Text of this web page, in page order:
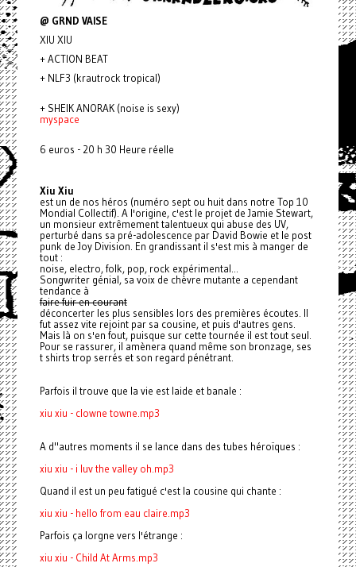
@ GRND VAISE
XIU XIU
+ ACTION BEAT
+ NLF3 (krautrock tropical)
+ SHEIK ANORAK (noise is sexy)
myspace
6 euros - 20 h 30 Heure réelle
Xiu Xiu
est un de nos héros (numéro sept ou huit dans notre Top 10
Mondial Collectif). A l'origine, c'est le projet de Jamie Stewart,
un monsieur extrêmement talentueux qui abuse des UV,
perturbé dans sa pré-adolescence par David Bowie et le post
punk de Joy Division. En grandissant il s'est mis à manger de
tout :
noise, electro, folk, pop, rock expérimental...
Songwriter génial, sa voix de chèvre mutante a cependant
tendance à
faire fuir en courant
déconcerter les plus sensibles lors des premières écoutes. Il
fut assez vite rejoint par sa cousine, et puis d'autres gens.
Mais là on s'en fout, puisque sur cette tournée il est tout seul.
Pour se rassurer, il amènera quand même son bronzage, ses
t shirts trop serrés et son regard pénétrant.
Parfois il trouve que la vie est laide et banale :
xiu xiu - clowne towne.mp3
A d"autres moments il se lance dans des tubes héroïques :
xiu xiu - i luv the valley oh.mp3
Quand il est un peu fatigué c'est la cousine qui chante :
xiu xiu - hello from eau claire.mp3
Parfois ça lorgne vers l'étrange :
xiu xiu - Child At Arms.mp3